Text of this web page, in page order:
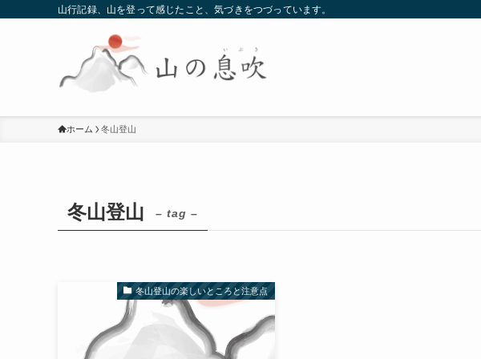
山行記録、山を登って感じたこと、気づきをつづっています。
ホーム 冬山登山
冬山登山 – tag –
冬山登山の楽しいところと注意点